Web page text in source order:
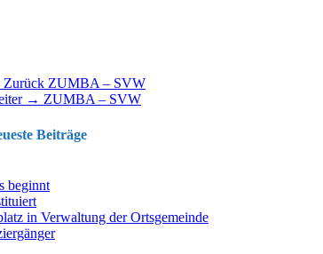
Vorhergehender
Beitrag:
ZUMBA – SVW
→ Nächster
ZUMBA – SVW
Beiträge
beginnt
in Verwaltung der Ortsgemeinde